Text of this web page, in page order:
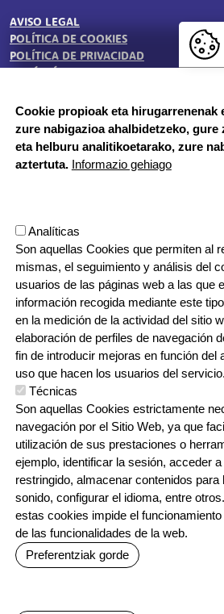
TESTU-LEGALAK
AVISO LEGAL
POLÍTICA DE COOKIES
POLÍTICA DE PRIVACIDAD
HORARIO DE SECRETARÍA:
De lunes a jueves 8:00 - 18:00
Viernes 8:00 - 17:00
20570 Bergara, Gipuzkoa
943 76 90 71
ORRI-OINA
CONTACTO
TRABAJA CON NOSOTROS
IRUDIA
Irudia Irudia Irudia
Cookie propioak eta hirugarrenenak
zure nabigazioa ahalbidetzeko, gure
eta helburu analitikoetarako, zure
aztertuta. Informazio gehiago
Analíticas
Son aquellas Cookies que permiten al
mismas, el seguimiento y análisis del
usuarios de las páginas web a las que
información recogida mediante este
en la medición de la actividad del sitio
elaboración de perfiles de navegación
fin de introducir mejoras en función del
uso que hacen los usuarios del servicio.
Técnicas
Son aquellas Cookies estrictamente
navegación por el Sitio Web, ya que
utilización de sus prestaciones o
ejemplo, identificar la sesión, acceder
restringido, almacenar contenidos para
sonido, configurar el idioma, entre
estas cookies impide el
de las funcionalidades de la web.
Preferentziak gorde